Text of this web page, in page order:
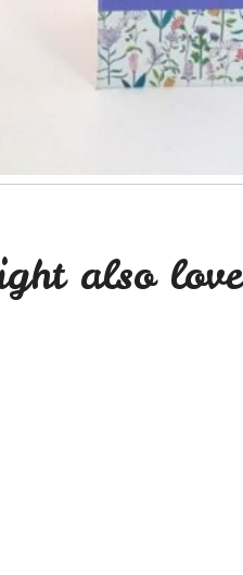
also love